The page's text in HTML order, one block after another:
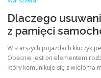
Dlaczego
z pamięci
W starszych pojazdach kluczyk
Obecnie jest on elementem
który komunikuje się z wieloma